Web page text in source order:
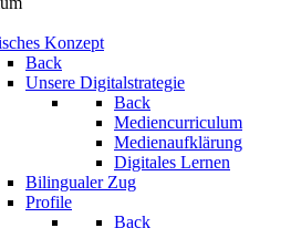
Konzept
Back
Unsere Digitalstrategie
Back
Mediencurriculum
Medienaufklärung
Digitales Lernen
Bilingualer Zug
Profile
Back